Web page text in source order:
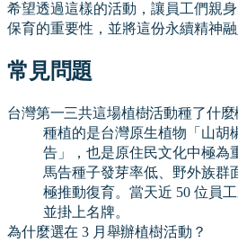
希望透過這樣的活動，讓員工們親
保育的重要性，並將這份永續精神融
常見問題
台灣第一三共這場植樹活動種了什麼
種植的是台灣原生植物「山胡
告」，也是原住民文化中極為
馬告種子發芽率低、野外族群
極推動復育。當天近 50 位員
並掛上名牌。
為什麼選在 3 月舉辦植樹活動？